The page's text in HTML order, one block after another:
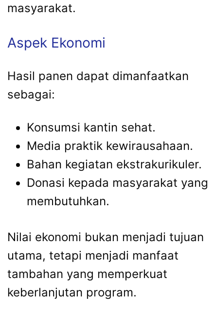
masyarakat.
Aspek Ekonomi
Hasil panen dapat dimanfaatkan
sebagai:
Konsumsi kantin sehat.
Media praktik kewirausahaan.
Bahan kegiatan ekstrakurikuler.
Donasi kepada masyarakat yang
membutuhkan.
Nilai ekonomi bukan menjadi tujuan
utama, tetapi menjadi manfaat
tambahan yang memperkuat
keberlanjutan program.